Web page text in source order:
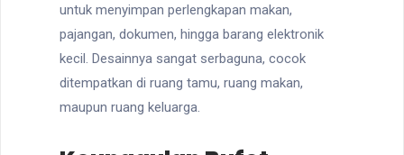
untuk menyimpan perlengkapan makan,
pajangan, dokumen, hingga barang elektronik
kecil. Desainnya sangat serbaguna, cocok
ditempatkan di ruang tamu, ruang makan,
maupun ruang keluarga.